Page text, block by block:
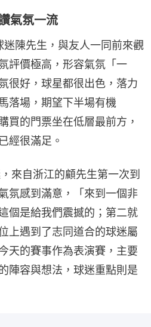
氣氛一流
迷陳先生，與友人一同前來觀
評價極高，形容氣氛「一
很好，球星都很出色，落力
落場，期望下半場有機
買的門票坐在低層最前方，
經很滿足。
來自浙江的顧先生第一次到
氛感到滿意，「來到一個非
個是給我們震撼的；第二就
上遇到了志同道合的球迷屬
天的賽事作為表演賽，主要
陣容與想法，球迷重點則是